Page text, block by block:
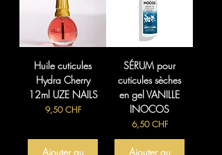
Huile cuticules
Hydra Cherry
12ml UZE NAILS
Prix
9,50 CHF
Ajouter au
SÉRUM pour
cuticules sèches
en gel VANILLE
INOCOS
Prix
6,50 CHF
Ajouter au